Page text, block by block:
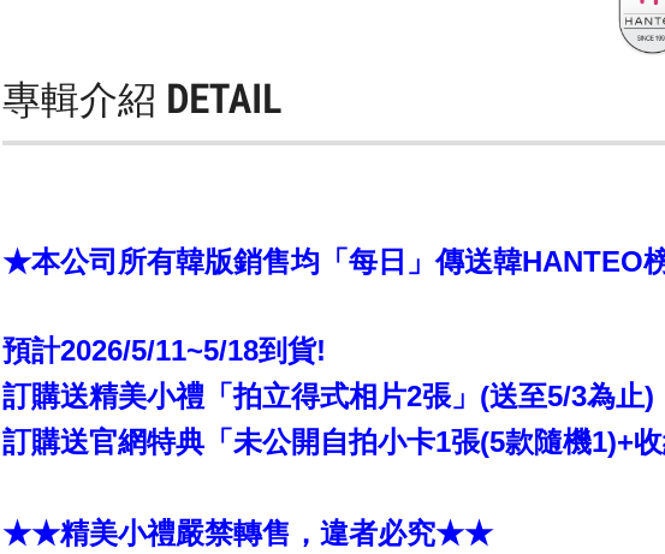
專輯介紹 DETAIL
★本公司所有韓版銷售均「每日」傳送韓HANTEO
預計2026/5/11~5/18到貨!
訂購送精美小禮「拍立得式相片2張」(送至5/3為止)
訂購送官網特典「未公開自拍小卡1張(5款隨機1)+
★★精美小禮嚴禁轉售，違者必究★★